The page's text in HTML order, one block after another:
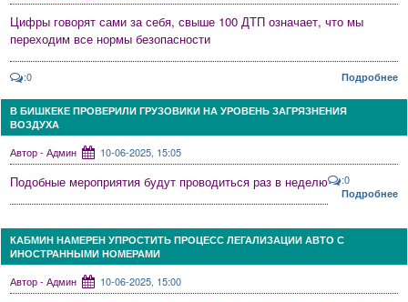
Цифры говорят сами за себя, свыше 100 ДТП означает, что мы
переходим все нормы безопасности
:0 Подробнее
В БИШКЕКЕ ПРОВЕРИЛИ ГРУЗОВИКИ НА УРОВЕНЬ ЗАГРЯЗНЕНИЯ
ВОЗДУХА
Автор - Админ 10-06-2025, 15:05
Подобные мероприятия будут проводиться раз в неделю :0
Подробнее
КАБМИН НАМЕРЕН УПРОСТИТЬ ПРОЦЕСС ЛЕГАЛИЗАЦИИ АВТО С
ИНОСТРАННЫМИ НОМЕРАМИ
Автор - Админ 10-06-2025, 15:00